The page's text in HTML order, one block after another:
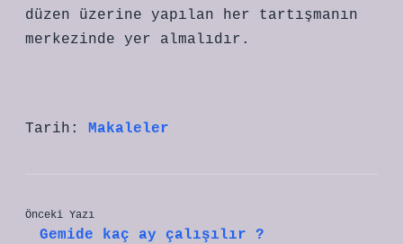
düzen üzerine yapılan her tartışmanın
merkezinde yer almalıdır.
Tarih: Makaleler
Önceki Yazı
Gemide kaç ay çalışılır ?